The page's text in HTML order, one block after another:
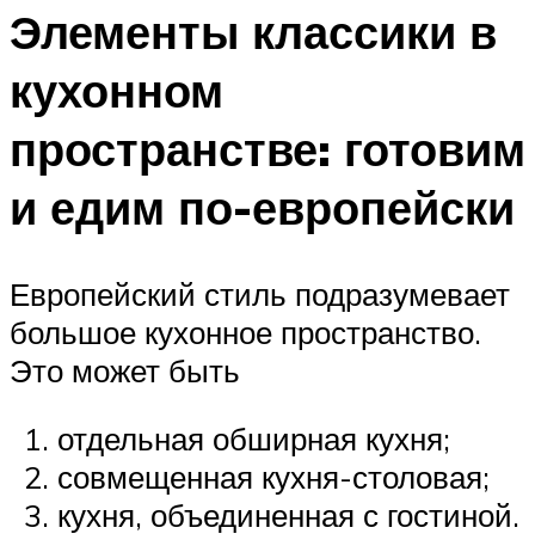
Элементы классики в
кухонном
пространстве: готовим
и едим по-европейски
Европейский стиль подразумевает
большое кухонное пространство.
Это может быть
отдельная обширная кухня;
совмещенная кухня-столовая;
кухня, объединенная с гостиной.